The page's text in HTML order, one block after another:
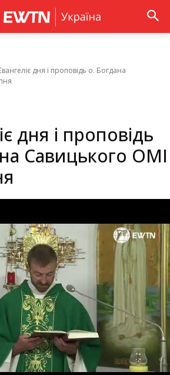
дня і проповідь о. Богдана
дня і проповідь
Савицького ОМІ